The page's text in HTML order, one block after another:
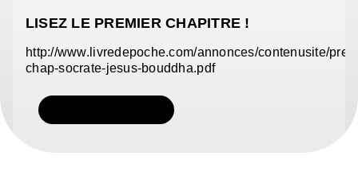
LISEZ LE PREMIER CHAPITRE !
http://www.livredepoche.com/annonces/contenusite/
chap-socrate-jesus-bouddha.pdf